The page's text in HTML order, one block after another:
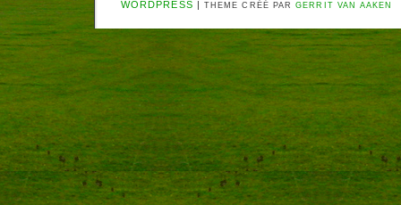
WORDPRESS | THEME CRÉÉ PARGERRIT VAN AAKEN